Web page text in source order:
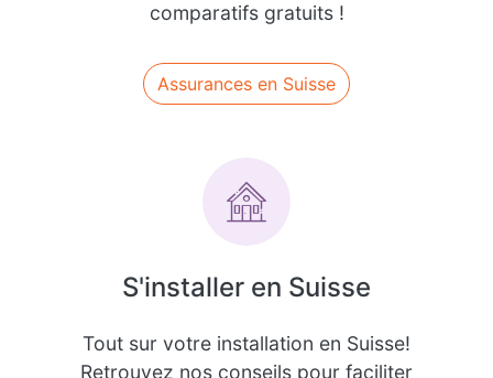
comparatifs gratuits !
Assurances en Suisse
S'installer en Suisse
Tout sur votre installation en Suisse!
Retrouvez nos conseils pour faciliter